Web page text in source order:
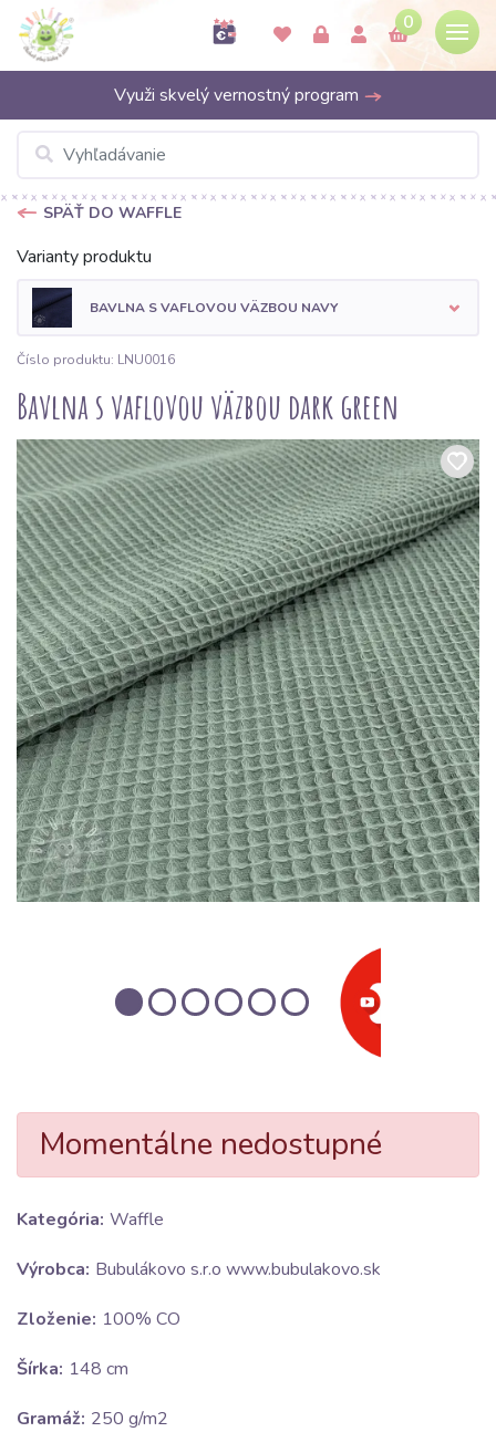
0
Využi skvelý vernostný program
SPÄŤ DO WAFFLE
Varianty produktu
BAVLNA S VAFLOVOU VÄZBOU NAVY
Číslo produktu: LNU0016
Bavlna s vaflovou väzbou dark green
Momentálne nedostupné
Kategória: Waffle
Výrobca: Bubulákovo s.r.o www.bubulakovo.sk
Zloženie: 100% CO
Šírka: 148 cm
Gramáž: 250 g/m2